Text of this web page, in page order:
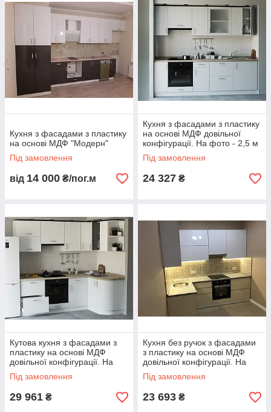
Кухня з фасадами з пластику
на основі МДФ "Модерн"
Під замовлення
від 14 000 ₴/пог.м
Кухня з фасадами з пластику
на основі МДФ довільної
конфігурації. На фото - 2,5 м
Під замовлення
24 327 ₴
Кутова кухня з фасадами з
пластику на основі МДФ
довільної конфігурації. На
фото - 2.3×1.3 м
Під замовлення
29 961 ₴
Кухня без ручок з фасадами
з пластику на основі МДФ
довільної конфігурації. На
фото - 2,4 м (пряма кухня)
Під замовлення
23 693 ₴